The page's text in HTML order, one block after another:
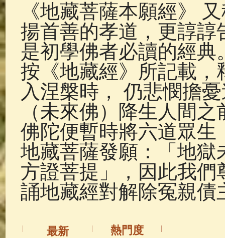
佛典故事(37) 佛說療痔(腫瘤)
《地藏菩薩本願經》
揚首善的孝道，更諄
是初學佛者必讀的經典
按《地藏經》所記載
入涅槃時， 仍悲憫擔
（未來佛）降生人間
佛陀便暫時將六道眾
地藏菩薩發願：「地
方證菩提」，因此我
誦地藏經對解除冤親
最新
熱門度